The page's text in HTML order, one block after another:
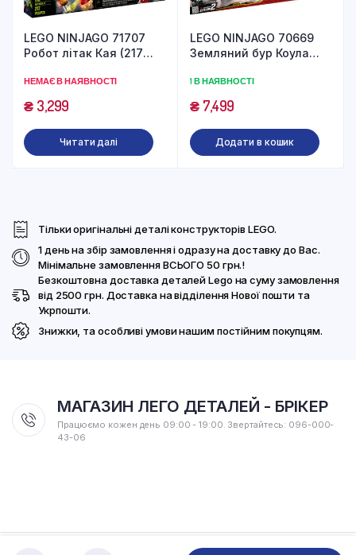
LEGO NINJAGO 71707
Робот літак Кая (217
НЕМАЄ В НАЯВНОСТІ
₴3,299
Читати далі
LEGO NINJAGO 70669
Земляний бур Коула
1 В НАЯВНОСТІ
₴7,499
Додати в кошик
Тільки оригінальні деталі конструкторів LEGO.
1 день на збір замовлення і одразу на доставку до Вас.
Мінімальне замовлення ВСЬОГО 50 грн.!
Безкоштовна доставка деталей Lego на суму замовлення
від 2500 грн. Доставка на відділення Нової пошти та
Укрпошти.
Знижки, та особливі умови нашим постійним покупцям.
МАГАЗИН ЛЕГО ДЕТАЛЕЙ - БРІКЕР
Працюємо кожен день 09:00 - 19:00. Звертайтесь: 096-000-
43-06